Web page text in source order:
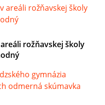
rožňavskej školy